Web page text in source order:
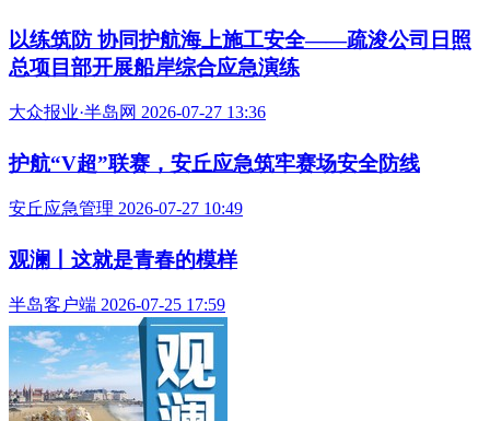
以练筑防 协同护航海上施工安全——疏浚公司日照
总项目部开展船岸综合应急演练
大众报业·半岛网 2026-07-27 13:36
护航“V超”联赛，安丘应急筑牢赛场安全防线
安丘应急管理 2026-07-27 10:49
观澜丨这就是青春的模样
半岛客户端 2026-07-25 17:59